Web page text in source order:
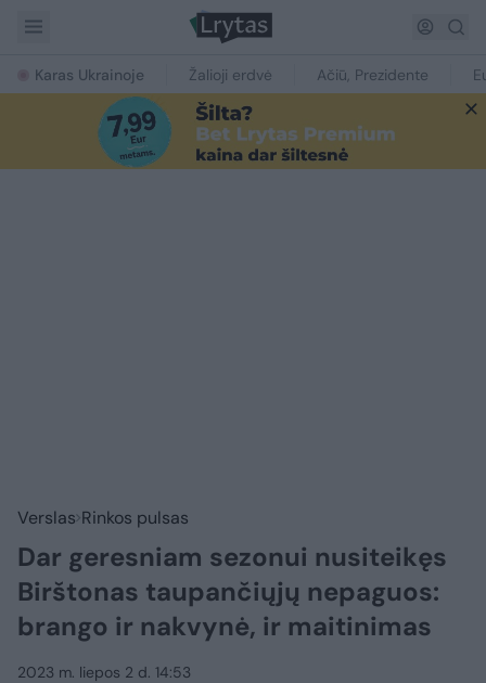
Karas Ukrainoje Žalioji erdvė Ačiū, Prezidente
Verslas Rinkos pulsas
Dar geresniam sezonui nusiteikęs
Birštonas taupančiųjų nepaguos:
brango ir nakvynė, ir maitinimas
2023 m. liepos 2 d. 14:53